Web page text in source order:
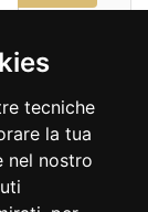
tecniche
la tua
nel nostro
QUANTITÀ
disponibili,
un